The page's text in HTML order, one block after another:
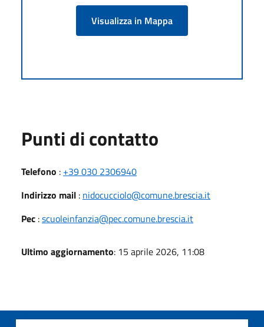
Visualizza in Mappa
Punti di contatto
Telefono : +39 030 2306940
Indirizzo mail : nidocucciolo@comune.brescia.it​
Pec :scuoleinfanzia@pec.comune.brescia.it
Ultimo aggiornamento: 15 aprile 2026, 11:08